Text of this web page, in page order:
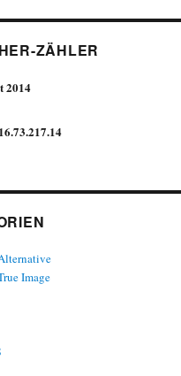
ZÄHLER
2014
Image